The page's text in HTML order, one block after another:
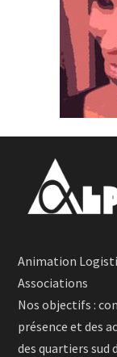
Animation
Associations
Nos objectifs :
présence et des
des quartiers sud